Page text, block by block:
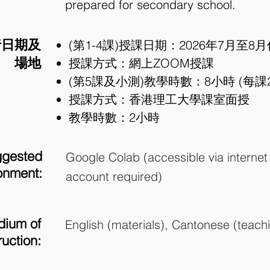
prepared for secondary school.
期及
場地
(第1-4課)授課日期：2026年7月至8
授課方式：網上ZOOM授課
(第5課及小測)教學時數：8小時 (每
授課方式：香港理工大學課室面授
教學時數：2小時
Google Colab (accessible via
account required)
of
English (materials), Cantonese